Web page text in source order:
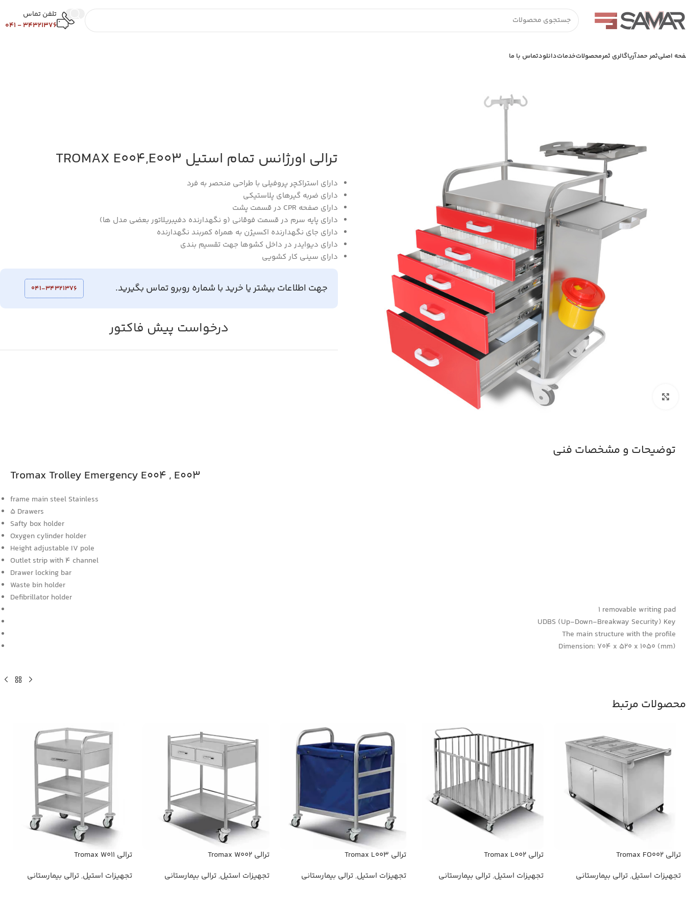
تلفن تماس
34321376 - 041
اصلیثمر حمدآریاگالری ثمرمحصولاتخدماتدانلودتماس با ما
ترالی اورژانس تمام استیل TROMAX E004,E003
دارای استراکچر پروفیلی با طراحی منحصر به فرد
دارای ضربه گیرهای پلاستیکی
دارای صفحه CPR در قسمت پشت
دارای پایه سرم در قسمت فوقانی (و نگهدارنده دفیبریلاتور بعضی مدل ها)
دارای جای نگهدارنده اکسیژن به همراه کمربند نگهدارنده
دارای دیوایدر در داخل کشوها جهت تقسیم بندی
دارای سینی کار کشویی
جهت اطلاعات بیشتر یا خرید با شماره روبرو تماس بگیرید. 041-34321376
درخواست پیش فاکتور
توضیحات و مشخصات فنی
Tromax Trolley Emergency E004 , E003
frame main steel Stainless
5 Drawers
Safty box holder
Oxygen cylinder holder
Height adjustable IV pole
Outlet strip with 4 channel
Drawer locking bar
Waste bin holder
Defibrillator holder
1 removable writing pad
UDBS (Up-Down-Breakway Security) Key
The main structure with the profile
Dimension: 704 x 520 x 1050 (mm)
محصولات مرتبط
ترالی Tromax FO002
تجهیزات استیل, ترالی بیمارستانی
ترالی Tromax L002
تجهیزات استیل, ترالی بیمارستانی
ترالی Tromax L003
تجهیزات استیل, ترالی بیمارستانی
ترالی Tromax W002
تجهیزات استیل,ترالی بیمارستانی
ترالی Tromax W011
تجهیزات استیل,ترالی بیمارستانی